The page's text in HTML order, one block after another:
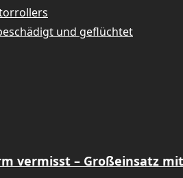
und geflüchtet
vermisst – Großeinsatz